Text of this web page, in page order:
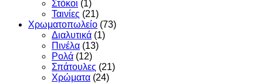
Στόκοι (1)
Ταινίες (21)
Χρωματοπωλείο (73)
Διαλυτικά (1)
Πινέλα (13)
Ρολά (12)
Σπάτουλες (21)
Χρώματα (24)